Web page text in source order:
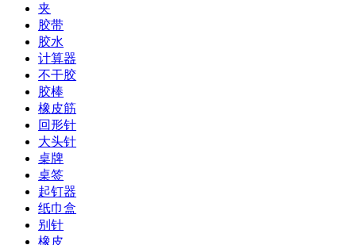
夹
胶带
胶水
计算器
不干胶
胶棒
橡皮筋
回形针
大头针
桌牌
桌签
起钉器
纸巾盒
别针
橡皮